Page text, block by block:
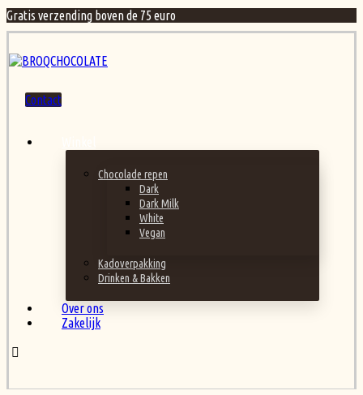
Gratis verzending boven de 75 euro
Contact
Chocolade repen
Dark
Dark Milk
White
Vegan
Kadoverpakking
Drinken & Bakken
Over ons
Zakelijk